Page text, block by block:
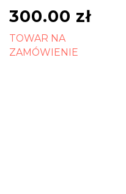
300.00 zł
TOWAR NA
ZAMÓWIENIE